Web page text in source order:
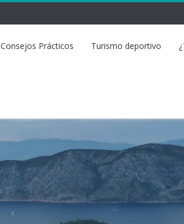
Consejos Prácticos Turismo deportivo